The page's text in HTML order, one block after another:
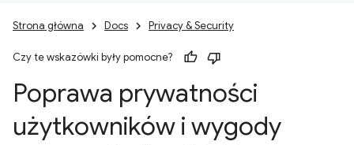
Strona główna Docs Privacy & Security
Czy te wskazówki były pomocne?
Poprawa prywatności
użytkowników i wygody